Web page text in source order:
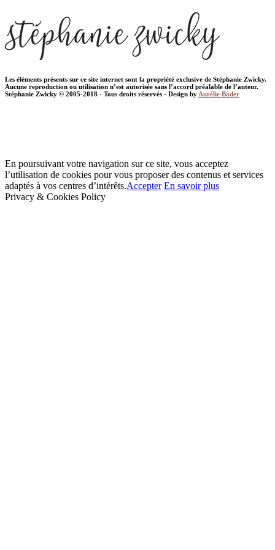
Les éléments présents sur ce site internet sont la propriété exclusive de Stéphanie Zwicky.
Aucune reproduction ou utilisation n’est autorisée sans l’accord préalable de l’auteur.
Stéphanie Zwicky © 2005-2018 - Tous droits réservés - Design by Aurélie Bader
En poursuivant votre navigation sur ce site, vous acceptez
l’utilisation de cookies pour vous proposer des contenus et services
adaptés à vos centres d’intérêts.Accepter En savoir plus
Privacy & Cookies Policy